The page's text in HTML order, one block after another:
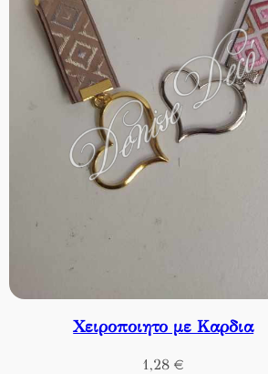
Χειροποιητο με Καρδια
1,28 €